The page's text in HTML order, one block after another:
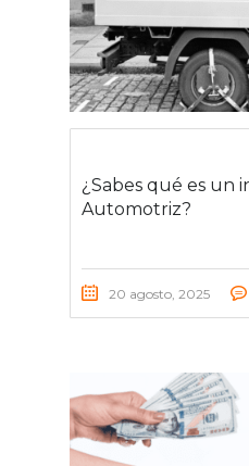
¿Sabes qué es un
Automotriz?
20 agosto, 2025